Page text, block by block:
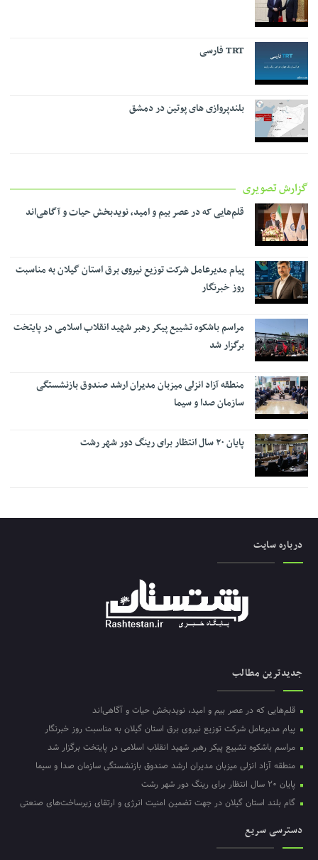
TRT فارسی
بلندپروازی های پوتین در دمشق
گزارش تصویری
قلم‌هایی که در عصر بیم و امید، نویدبخش حیات و آگاهی‌اند
پیام مدیرعامل شرکت توزیع نیروی برق استان گیلان به مناسبت
روز خبرنگار ‌
مراسم باشکوه تشییع پیکر رهبر شهید انقلاب اسلامی در پایتخت
برگزار شد
منطقه آزاد انزلی میزبان مدیران ارشد صندوق بازنشستگی
سازمان صدا و سیما
پایان ۲۰ سال انتظار برای رینگ دور شهر رشت
درباره سایت
جدیدترین مطالب
قلم‌هایی که در عصر بیم و امید، نویدبخش حیات و آگاهی‌اند
پیام مدیرعامل شرکت توزیع نیروی برق استان گیلان به مناسبت روز خبرنگار ‌
مراسم باشکوه تشییع پیکر رهبر شهید انقلاب اسلامی در پایتخت برگزار شد
منطقه آزاد انزلی میزبان مدیران ارشد صندوق بازنشستگی سازمان صدا و سیما
پایان ۲۰ سال انتظار برای رینگ دور شهر رشت
گام بلند استان گیلان در جهت تضمین امنیت انرژی و ارتقای زیرساخت‌های صنعتی
دسترسی سریع